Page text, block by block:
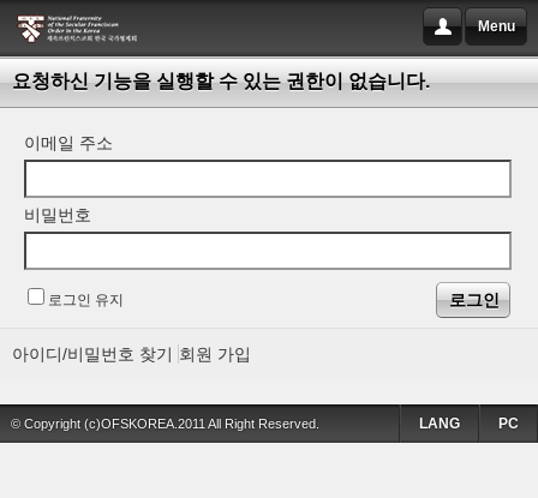
Menu
요청하신 기능을 실행할 수 있는 권한이 없습니다.
이메일 주소
비밀번호
로그인 유지
아이디/비밀번호 찾기 회원 가입
© Copyright (c)OFSKOREA.2011 All Right Reserved. PC
LANG